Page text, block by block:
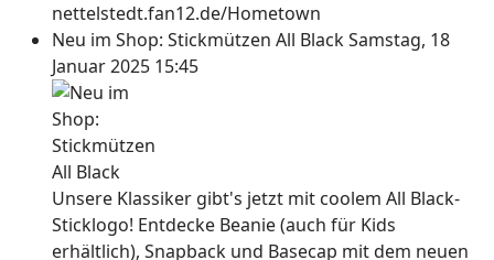
nettelstedt.fan12.de/Hometown
Neu im Shop: Stickmützen All BlackSamstag, 18
Januar 2025 15:45
Unsere Klassiker gibt's jetzt mit coolem All Black-
Sticklogo! Entdecke Beanie (auch für Kids
erhältlich), Snapback und Basecap mit dem neuen